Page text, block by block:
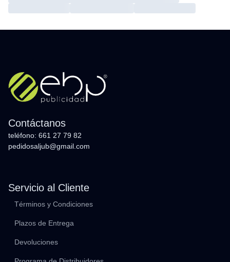
Contáctanos
teléfono: 661 27 79 82
pedidosaljub@gmail.com
Servicio al Cliente
Términos y Condiciones
Plazos de Entrega
Devoluciones